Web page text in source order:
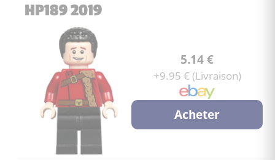
HP189 2019
5.14 €
+9.95 € (Livraison)
Acheter